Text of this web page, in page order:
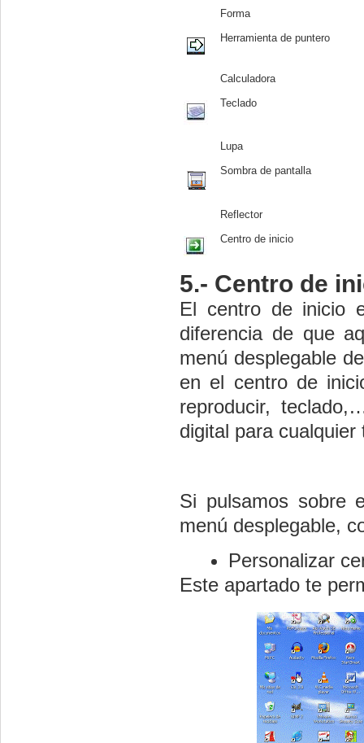
Forma
Herramienta de puntero
Calculadora
Teclado
Lupa
Sombra de pantalla
Reflector
Centro de inicio
5.- Centro de
El centro de inicio
diferencia de que
menú desplegable
en el centro de
reproducir,
digital para
Si pulsamos sobre
menú desplegable,
Personalizar
Este apartado te